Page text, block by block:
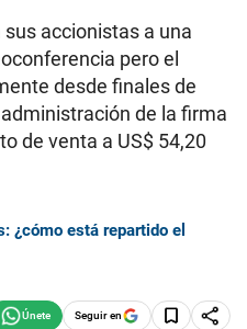
accionistas a una
pero el
desde finales de
de la firma
de venta a US$ 54,20
¿cómo está repartido el
Seguir en